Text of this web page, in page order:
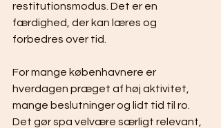
restitutionsmodus. Det er en
færdighed, der kan læres og
forbedres over tid.
For mange københavnere er
hverdagen præget af høj aktivitet,
mange beslutninger og lidt tid til ro.
Det gør spa velvære særligt relevant,